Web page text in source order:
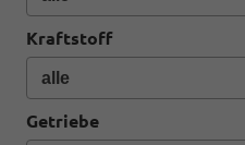
Kraftstoff
Getriebe